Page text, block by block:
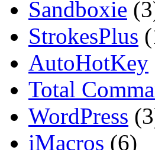
Sandboxie
StrokesPlus
AutoHotKey
Total
WordPress
iMacros (6)